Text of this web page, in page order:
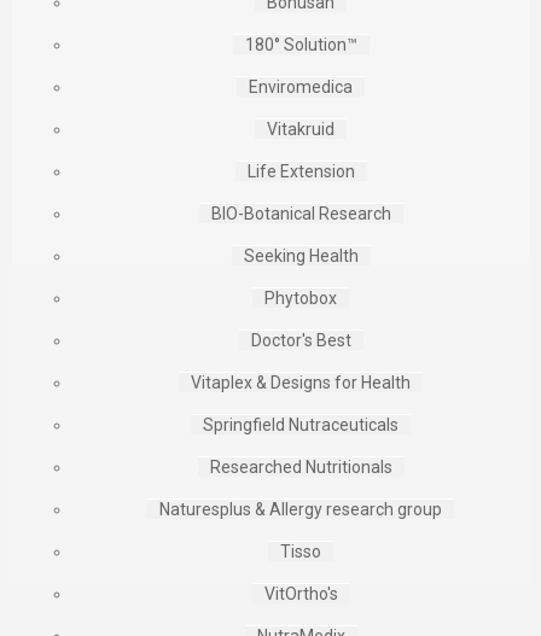
180° Solution™
Enviromedica
Vitakruid
Life Extension
BIO-Botanical Research
Seeking Health
Phytobox
Doctor's Best
Vitaplex & Designs for Health
Springfield Nutraceuticals
Researched Nutritionals
Naturesplus & Allergy research group
Tisso
VitOrtho's